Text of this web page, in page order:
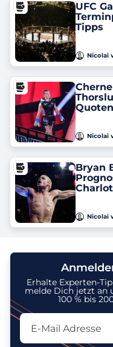
UFC
Tipps
Nicolai
Nicolai
Bryan
Nicolai
Erhalte Experten-
melde Dich jetzt an
100 % bis
Lassen Sie dieses